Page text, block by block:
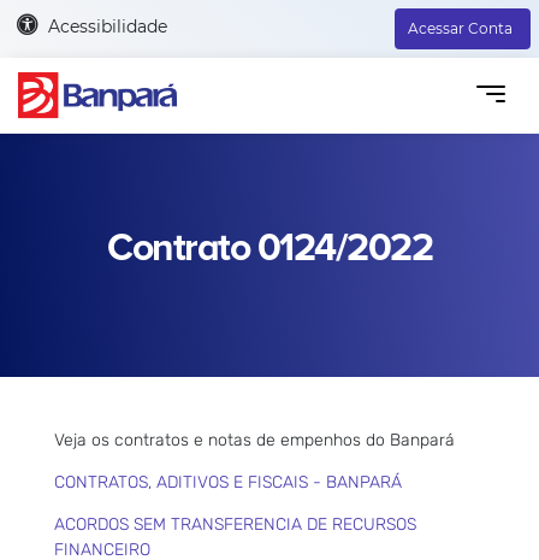
Acessibilidade Acessar Conta
Contrato 0124/2022
Veja os contratos e notas de empenhos do Banpará
CONTRATOS, ADITIVOS E FISCAIS - BANPARÁ
ACORDOS SEM TRANSFERENCIA DE RECURSOS
FINANCEIRO